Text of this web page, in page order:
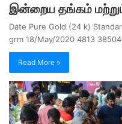
இன்றைய தங்கம்
Date Pure Gold (24 k)
grm 18/May/2020 4813
Read More »